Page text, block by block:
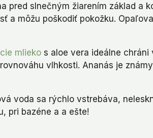
pred slnečným žiarením základ a
a môžu poškodiť pokožku.
mlieko s aloe vera ideálne
vlhkosti. Ananás je
voda sa rýchlo vstrebáva,
pri bazéne a a ešte!